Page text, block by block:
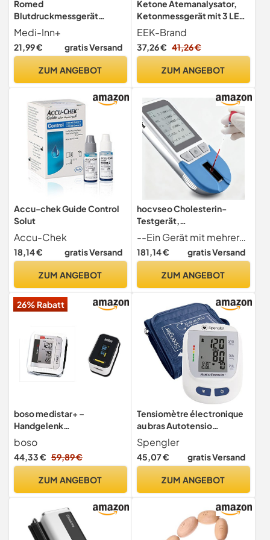
Romed
Blutdruckmessgerät
Aneroid mit Doppelkopf-
Stethoskop Schwarz
Medi-Inn+
21,99 € gratis Versand
ZUM ANGEBOT
Ketone Atemanalysator,
Ketonmessgerät mit 3 LED-
Anzeigen für ketogene
Diättests
EEK-Brand
37,26 € 41,26 €
ZUM ANGEBOT
Accu-chek Guide Control
Solut
Accu-Chek
18,14 € gratis Versand
ZUM ANGEBOT
hocvseo Cholesterin-
Testgerät,
Multifunktionales Lipid-
Messgerät-Set Für TC, TG,
HDL, LDL, Blutfett-Tester
Datenspeicher Für 500
--Ein Gerät mit mehreren Funktionen, misst schnell und genau mehrere Werte und 5 Indikatoren für Blutfette. (TG, CHDL, LDL, HDL, CHOL LDL).
181,14 € gratis Versand
ZUM ANGEBOT
26% Rabatt
boso medistar+ –
Handgelenk
Blutdruckmessgerät mit
Speicher für 90 Messungen
(13,5-21,5 cm) & Braun
(Sauerstoffsättigung,
klinisch genaues) YK-
81CEU
boso
44,33 € 59,89 €
ZUM ANGEBOT
Tensiomètre électronique
au bras Autotensio
Spengler SPG 440
Spengler
45,07 € gratis Versand
ZUM ANGEBOT